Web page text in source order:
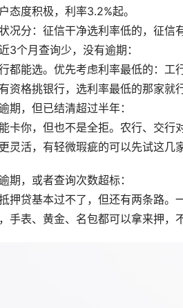
态度积极，利率3.2%起。
况分：征信干净选利率低的，征信
3个月查询少，没有逾期：
都能选。优先考虑利率最低的：
资格挑银行，选利率最低的那家就行
期，但已结清超过半年：
卡你，但也不是全拒。农行、交
灵活，有轻微瑕疵的可以先试这几家
期，或者查询次数超标：
押贷基本过不了，但还有两条路。
手表、黄金、名包都可以拿来押，